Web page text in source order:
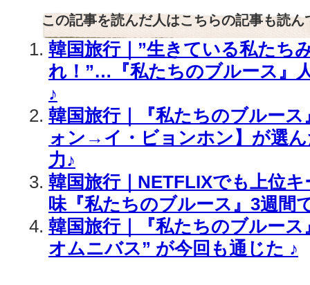
この記事を読んだ人はこちらの記事も読ん
韓国旅行｜”生きている私たち
れ！”…『私たちのブルース』
♪
韓国旅行｜『私たちのブルー
ォン→イ・ビョンホン】が選
力♪
韓国旅行｜NETFLIXでも上位
味『私たちのブルース』3週間
韓国旅行｜『私たちのブルース
オムニバス” が今回も通じた ♪